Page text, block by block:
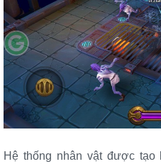
Hệ thống nhân vật được tạo